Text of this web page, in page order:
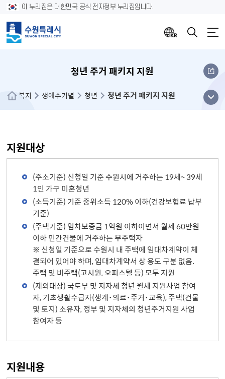
이 누리집은 대한민국 공식 전자정부 누리집입니다.
청년 주거 패키지 지원
복지 생애주기별 청년 청년 주거 패키지 지원
메뉴
열기
지원대상
(주소기준) 신청일 기준 수원시에 거주하는 19세~ 39세
1인 가구 미혼청년
(소득기준) 기준 중위소득 120% 이하(건강보험료 납부
기준)
(주택기준) 임차보증금 1억원 이하이면서 월세 60만원
이하 민간건물에 거주하는 무주택자
※ 신청일 기준으로 수원시 내 주택에 임대차계약이 체
결되어 있어야 하며, 임대차계약서 상 용도 구분 없음.
주택 및 비주택(고시원, 오피스텔 등) 모두 지원
(제외대상) 국토부 및 지자체 청년 월세 지원사업 참여
자, 기초생활수급자(생계･의료･주거･교육), 주택(건물
및 토지) 소유자, 정부 및 지자체의 청년주거지원 사업
참여자 등
지원내용